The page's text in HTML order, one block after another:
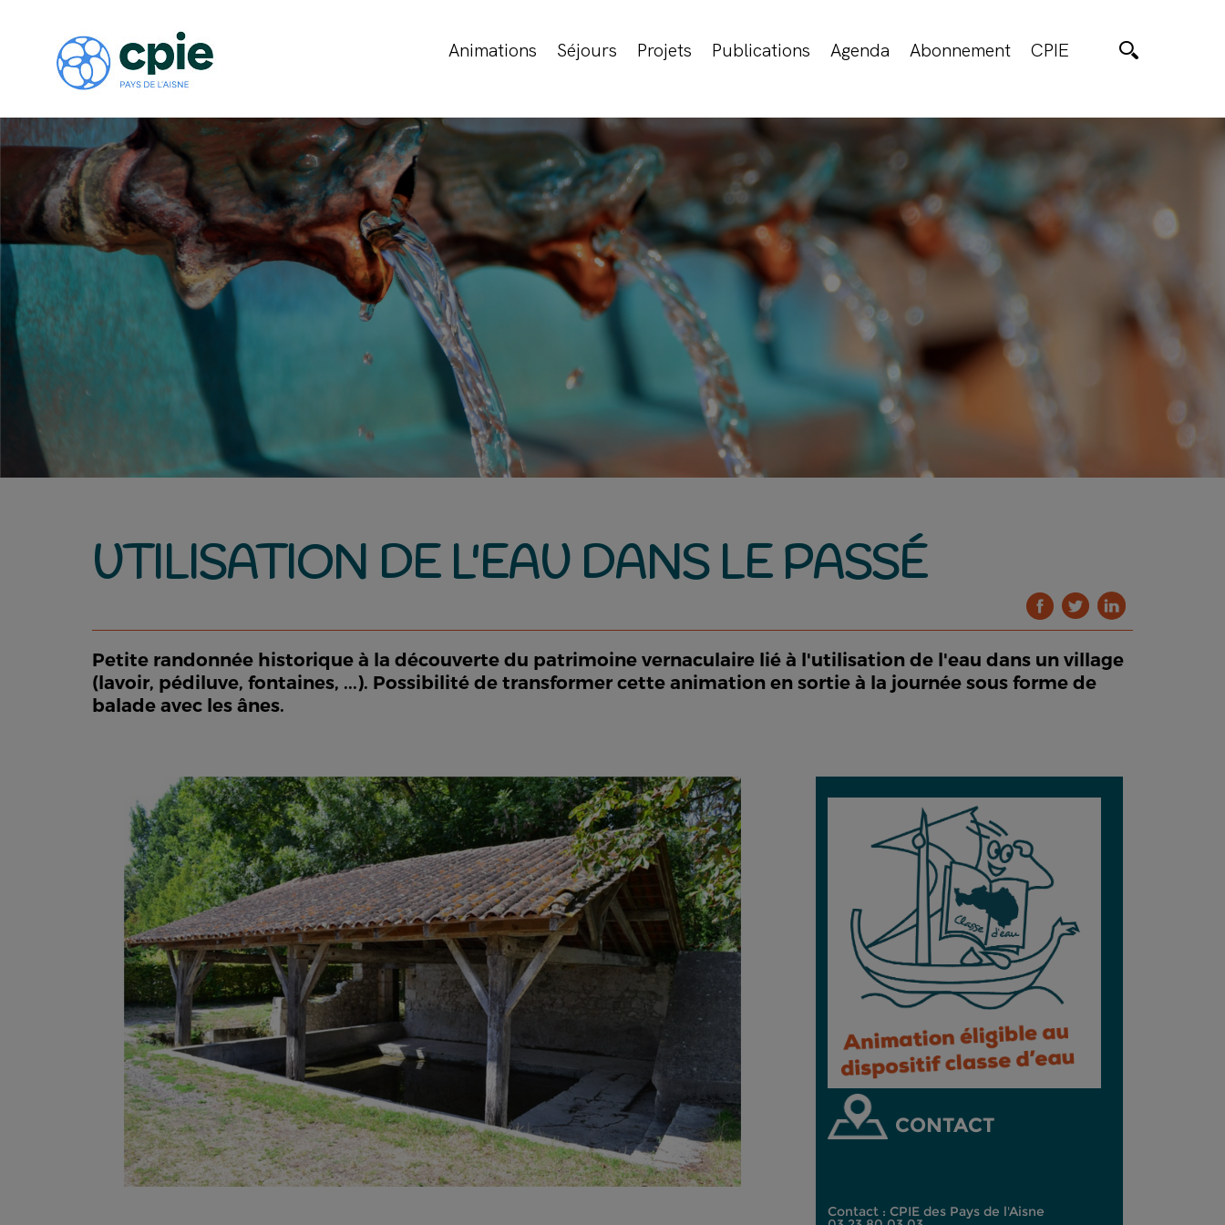
Animations Séjours Projets Publications Agenda Abonnement CPIE
UTILISATION DE L'EAU DANS LE PASSÉ
Petite randonnée historique à la découverte du patrimoine vernaculaire lié à l'utilisation de l'eau dans un village
(lavoir, pédiluve, fontaines, ...). Possibilité de transformer cette animation en sortie à la journée sous forme de
balade avec les ânes.
CONTACT
Contact : CPIE des Pays de l'Aisne